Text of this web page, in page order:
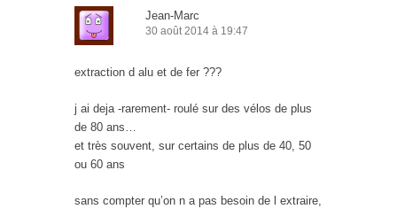
Jean-Marc
30 août 2014 à 19:47
extraction d alu et de fer ???
j ai deja -rarement- roulé sur des vélos de plus
de 80 ans…
et très souvent, sur certains de plus de 40, 50
ou 60 ans
sans compter qu’on n a pas besoin de l extraire,